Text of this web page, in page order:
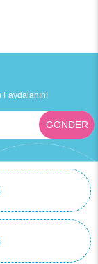
Faydalanın!
GÖNDER